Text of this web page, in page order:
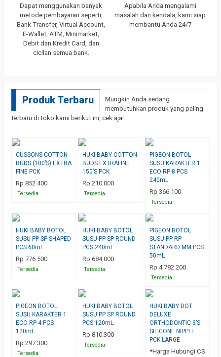
Dapat menggunakan banyak
metode pembayaran seperti,
Bank Transfer, Virtual Account,
E-Wallet, ATM, Minimarket,
Debit dan Kredit Card, dan
cicilan semua bank.
Apabila Anda mengalami
masalah dan kendala, kami siap
membantu Anda 24/7
Produk Terbaru
Mungkin Anda sedang
membutuhkan produk yang paling
terbaru di toko kami berikut ini, cek aja!
CUSSONS COTTON
BUDS (100’S) EXTRA
FINE PCK
Rp 852.400
Tersedia
HUKI BABY COTTON
BUDS EXTRAFINE
150’S PCK
Rp 210.000
Tersedia
PIGEON BOTOL
SUSU KARAKTER 1
ECO RP-8 PCS
240mL
Rp 366.100
Tersedia
HUKI BABY BOTOL
SUSU PP SP SHAPED
PCS 60mL
Rp 776.500
Tersedia
HUKI BABY BOTOL
SUSU PP SP ROUND
PCS 240mL
Rp 684.000
Tersedia
PIGEON BOTOL
SUSU PP RP
STANDARD MM PCS
50mL
Rp 4.782.200
Tersedia
PIGEON BOTOL
SUSU KARAKTER 1
ECO RP-4 PCS
120mL
Rp 297.300
Tersedia
HUKI BABY BOTOL
SUSU PP SP ROUND
PCS 120mL
Rp 810.300
Tersedia
HUKI BABY DOT
DELUXE
ORTHODONTIC 3’S
SILICONE NIPPLE
PCK LARGE
*Harga Hubungi CS